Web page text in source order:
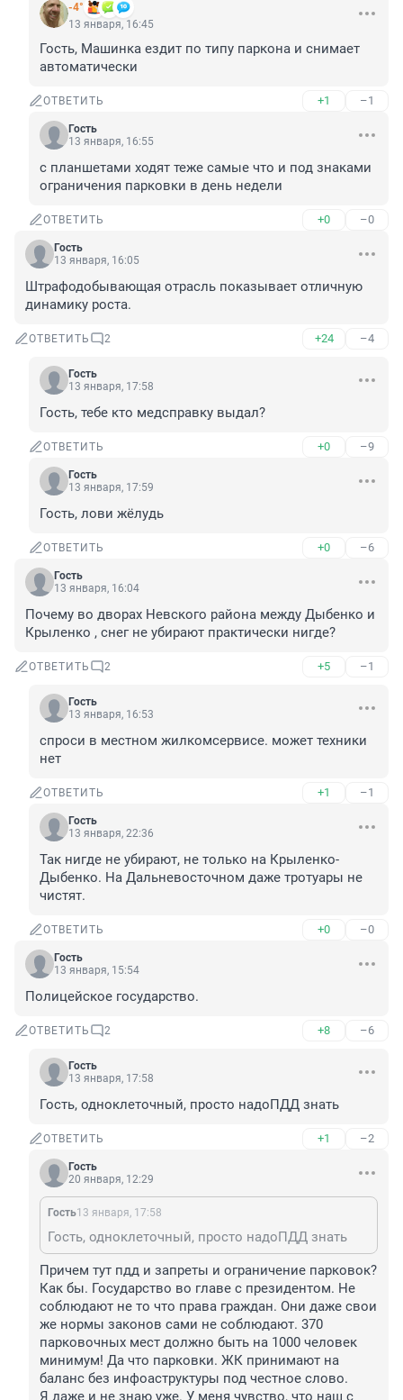
-4°
13 января, 16:45
Гость, Машинка ездит по типу паркона и снимает
автоматически
ОТВЕТИТЬ +1 –1
Гость
13 января, 16:55
с планшетами ходят теже самые что и под знаками
ограничения парковки в день недели
ОТВЕТИТЬ +0 –0
Гость
13 января, 16:05
Штрафодобывающая отрасль показывает отличную
динамику роста.
ОТВЕТИТЬ 2 +24 –4
Гость
13 января, 17:58
Гость, тебе кто медсправку выдал?
ОТВЕТИТЬ +0 –9
Гость
13 января, 17:59
Гость, лови жёлудь
ОТВЕТИТЬ +0 –6
Гость
13 января, 16:04
Почему во дворах Невского района между Дыбенко и
Крыленко , снег не убирают практически нигде?
ОТВЕТИТЬ 2 +5 –1
Гость
13 января, 16:53
спроси в местном жилкомсервисе. может техники
нет
ОТВЕТИТЬ +1 –1
Гость
13 января, 22:36
Так нигде не убирают, не только на Крыленко-
Дыбенко. На Дальневосточном даже тротуары не
чистят.
ОТВЕТИТЬ +0 –0
Гость
13 января, 15:54
Полицейское государство.
ОТВЕТИТЬ 2 +8 –6
Гость
13 января, 17:58
Гость, одноклеточный, просто надоПДД знать
ОТВЕТИТЬ +1 –2
Гость
20 января, 12:29
Гость13 января, 17:58
Гость, одноклеточный, просто надоПДД знать
Причем тут пдд и запреты и ограничение парковок?
Как бы. Государство во главе с президентом. Не
соблюдают не то что права граждан. Они даже свои
же нормы законов сами не соблюдают. 370
парковочных мест должно быть на 1000 человек
минимум! Да что парковки. ЖК принимают на
баланс без инфоаструктуры под честное слово.
Я даже и не знаю уже. У меня чувство, что наш с